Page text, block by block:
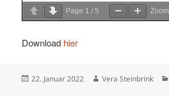
Page 1 / 5 Zoom
Download hier
Veröffentlicht
22. Januar 2022 Autor
Vera Steinbrink